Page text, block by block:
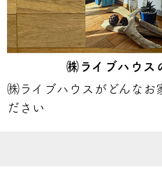
㈱ライブハウス
㈱ライブハウスがどんなお
ださい